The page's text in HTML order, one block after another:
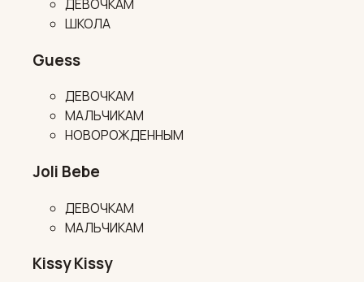
ДЕВОЧКАМ
ШКОЛА
Guess
ДЕВОЧКАМ
МАЛЬЧИКАМ
НОВОРОЖДЕННЫМ
Joli Bebe
ДЕВОЧКАМ
МАЛЬЧИКАМ
Kissy Kissy